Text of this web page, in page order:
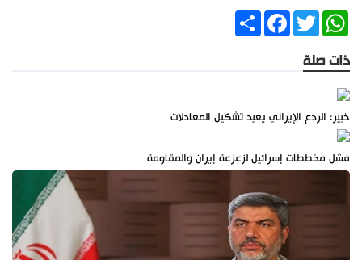
ShareFacebookTwitter
WhatsApp
ذات صلة
خبير: الردع الإيراني يعيد تشكيل المعادلات
فشل مخططات إسرائيل لزعزعة إيران والمقاومة